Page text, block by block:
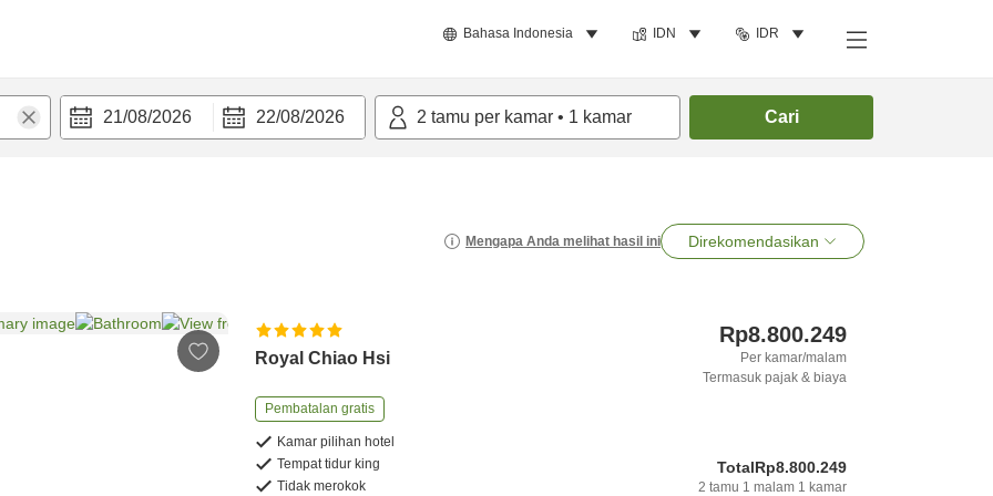
Bahasa Indonesia IDN IDR
21/08/2026 22/08/2026 2 tamu per kamar • 1 kamar Cari
Mengapa Anda melihat hasil ini Direkomendasikan
Royal Chiao Hsi
Pembatalan gratis
Kamar pilihan hotel
Tempat tidur king
Tidak merokok
Rp8.800.249
Per kamar/malam
Termasuk pajak & biaya
TotalRp8.800.249
2 tamu 1 malam 1 kamar